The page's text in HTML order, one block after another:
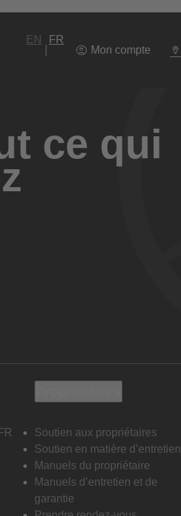
EN
FR
Mon compte
ce qui
Soutien aux propriétaires
Soutien en matière d’entretien
Manuels du propriétaire
Manuels d’entretien et de
garantie